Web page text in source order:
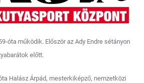
óta működik. Először az Ady Endre sétányon
előtt.
Halász Árpád, mesterkiképző, nemzetközi